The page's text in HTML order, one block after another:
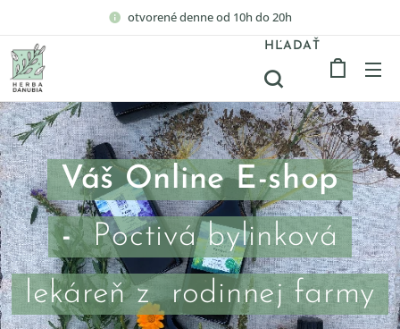
otvorené denne od 10h do 20h
HĽADAŤ
Váš Online E-shop
-Poctivá bylinková
lekáreň z rodinnej farmy